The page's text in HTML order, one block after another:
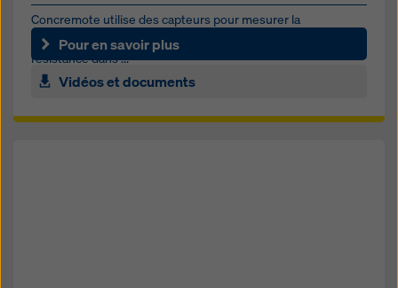
Concremote utilise des capteurs pour mesurer la
température du béton et calculer le développement de la
résistance dans ...
Pour en savoir plus
Vidéos et documents